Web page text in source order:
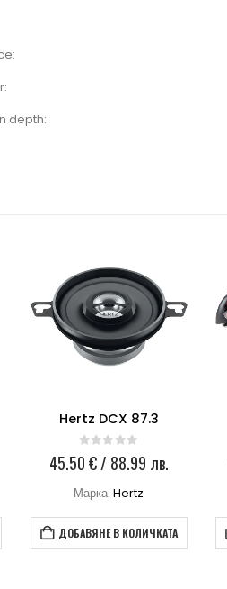
depth:
Hertz DCX 87.3
0 out of 5
45.50€/ 88.99 лв.
Марка:Hertz
ДОБАВЯНЕ В КОЛИЧКАТА